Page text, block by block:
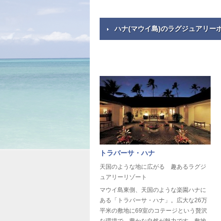
ハナ(マウイ島)のラグジュアリー
トラバーサ・ハナ
天国のような地に広がる 趣あるラグジ
ュアリーリゾート
マウイ島東側、天国のような楽園ハナに
ある「トラバーサ・ハナ」。広大な26万
平米の敷地に69室のコテージという贅沢